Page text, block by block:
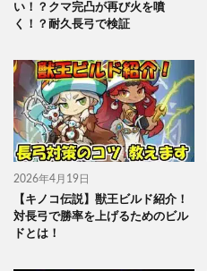
い！？クマ完凸が再び火を噴
く！？耐久長弓で検証
2026年4月19日
【キノコ伝説】獣王ビルド紹介！
対長弓で勝率を上げるためのビル
ドとは！